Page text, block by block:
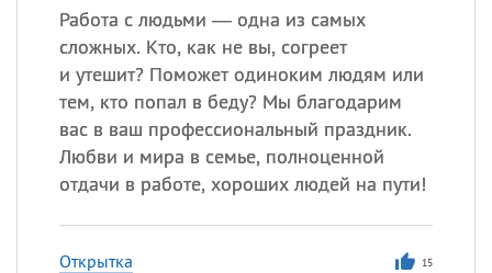
Работа с людьми — одна из самых
сложных. Кто, как не вы, согреет
и утешит? Поможет одиноким людям или
тем, кто попал в беду? Мы благодарим
вас в ваш профессиональный праздник.
Любви и мира в семье, полноценной
отдачи в работе, хороших людей на пути!
Открытка 15